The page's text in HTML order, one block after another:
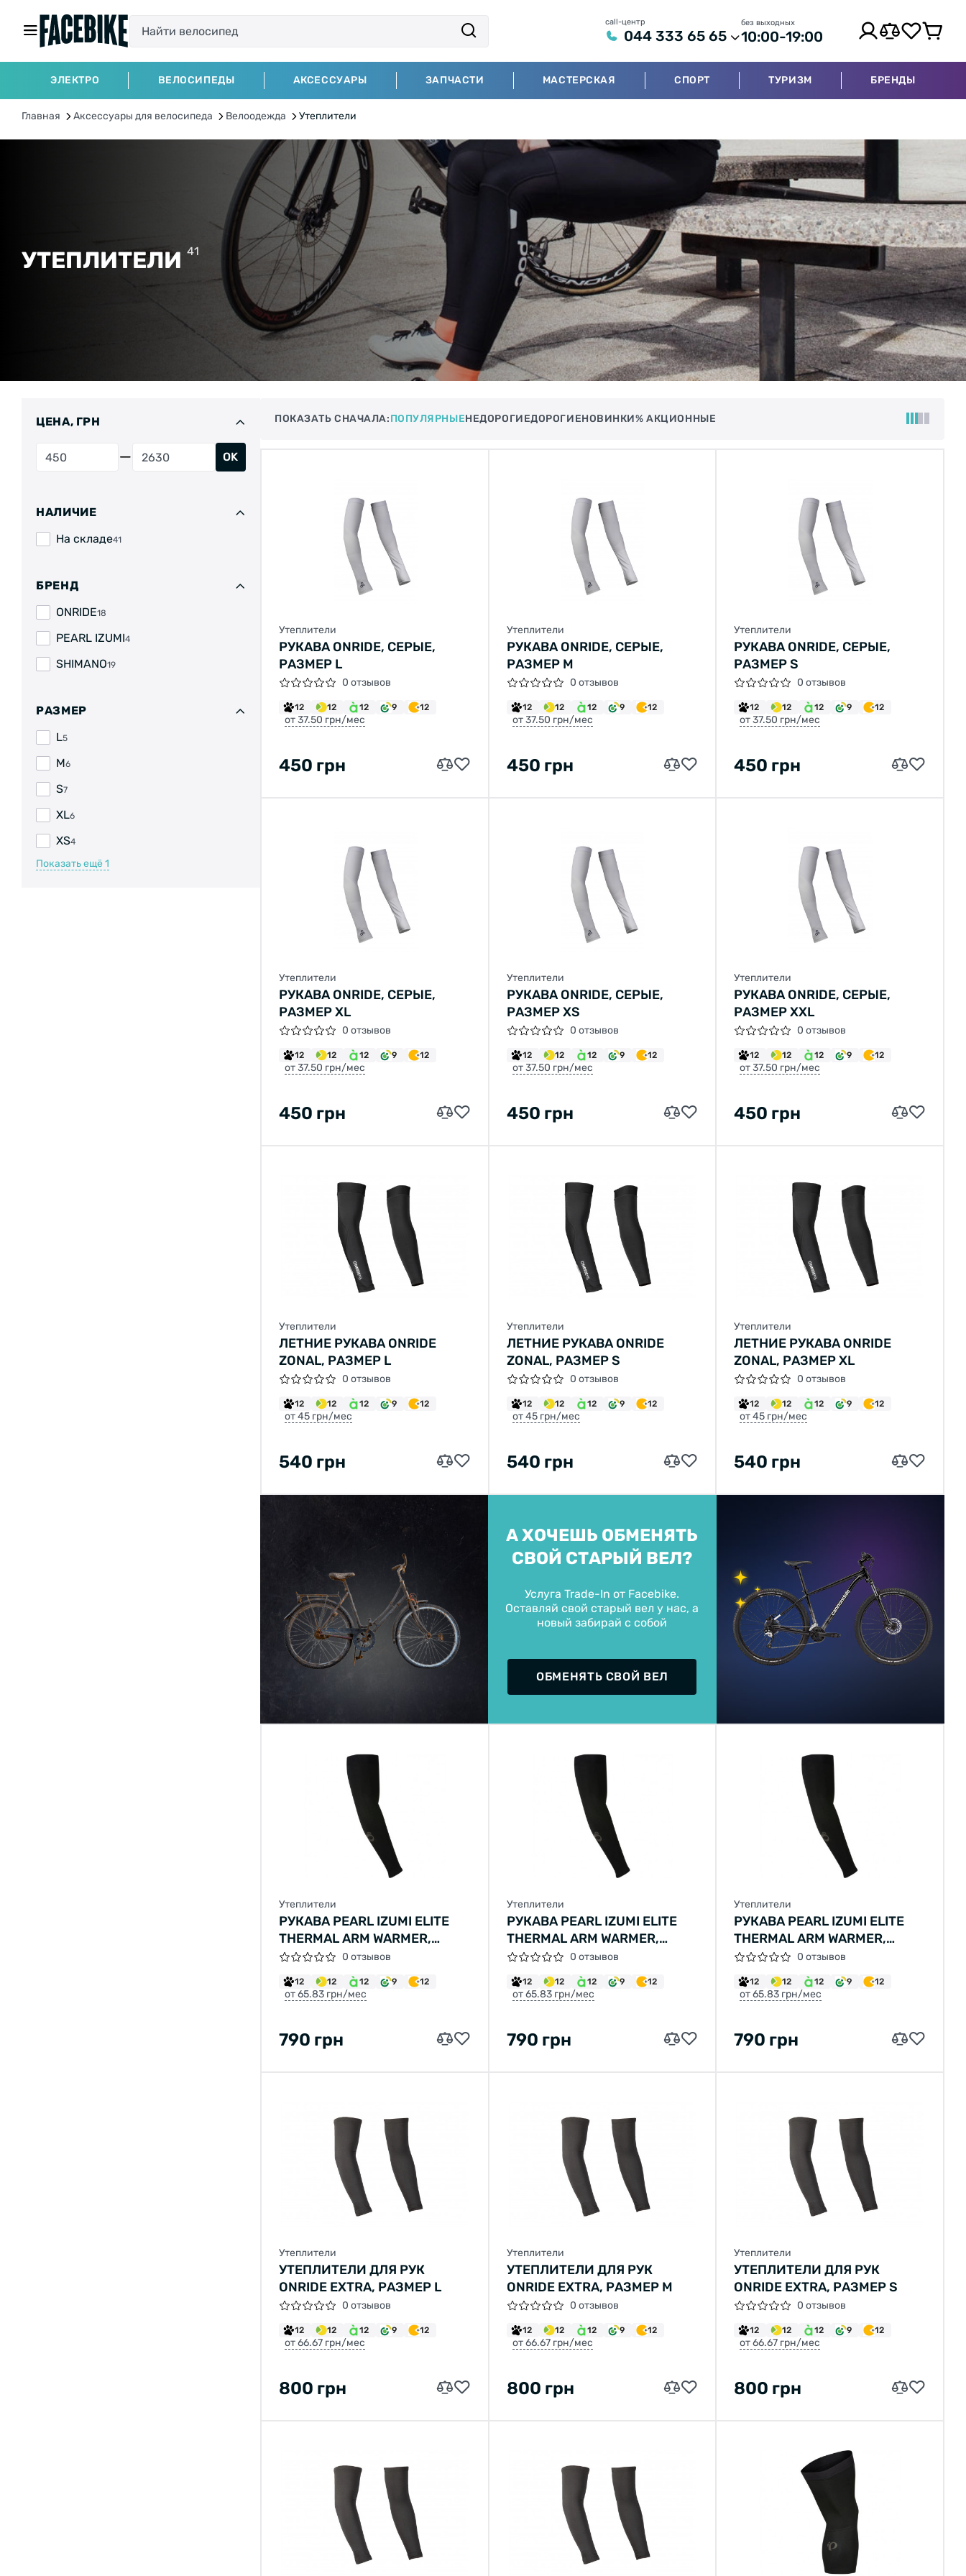
call-центр
044 333 65 65
без выходных
10:00-19:00
ЭЛЕКТРО ВЕЛОСИПЕДЫ АКСЕССУАРЫ ЗАПЧАСТИ МАСТЕРСКАЯ СПОРТ ТУРИЗМ БРЕНДЫ
Главная Аксессуары для велосипеда Велоодежда Утеплители
УТЕПЛИТЕЛИ 41
ЦЕНА, ГРН
OK
НАЛИЧИЕ
На складе41
БРЕНД
ONRIDE18
PEARL IZUMI4
SHIMANO19
РАЗМЕР
L5
M6
S7
XL6
XS4
Показать ещё1
ПОКАЗАТЬ СНАЧАЛА:ПОПУЛЯРНЫЕНЕДОРОГИЕДОРОГИЕНОВИНКИ% АКЦИОННЫЕ
Утеплители
РУКАВА ONRIDE, СЕРЫЕ,
РАЗМЕР L
0 отзывов
12 12 12 9 12
от 37.50 грн/мес
450 грн
Утеплители
РУКАВА ONRIDE, СЕРЫЕ,
РАЗМЕР M
0 отзывов
12 12 12 9 12
от 37.50 грн/мес
450 грн
Утеплители
РУКАВА ONRIDE, СЕРЫЕ,
РАЗМЕР S
0 отзывов
12 12 12 9 12
от 37.50 грн/мес
450 грн
Утеплители
РУКАВА ONRIDE, СЕРЫЕ,
РАЗМЕР XL
0 отзывов
12 12 12 9 12
от 37.50 грн/мес
450 грн
Утеплители
РУКАВА ONRIDE, СЕРЫЕ,
РАЗМЕР XS
0 отзывов
12 12 12 9 12
от 37.50 грн/мес
450 грн
Утеплители
РУКАВА ONRIDE, СЕРЫЕ,
РАЗМЕР XXL
0 отзывов
12 12 12 9 12
от 37.50 грн/мес
450 грн
Утеплители
ЛЕТНИЕ РУКАВА ONRIDE
ZONAL, РАЗМЕР L
0 отзывов
12 12 12 9 12
от 45 грн/мес
540 грн
Утеплители
ЛЕТНИЕ РУКАВА ONRIDE
ZONAL, РАЗМЕР S
0 отзывов
12 12 12 9 12
от 45 грн/мес
540 грн
Утеплители
ЛЕТНИЕ РУКАВА ONRIDE
ZONAL, РАЗМЕР XL
0 отзывов
12 12 12 9 12
от 45 грн/мес
540 грн
А ХОЧЕШЬ ОБМЕНЯТЬ
СВОЙ СТАРЫЙ ВЕЛ?
Услуга Trade-In от Facebike.
Оставляй свой старый вел у нас, а
новый забирай с собой
ОБМЕНЯТЬ СВОЙ ВЕЛ
Утеплители
РУКАВА PEARL IZUMI ELITE
THERMAL ARM WARMER,
ЧЕРНЫЕ, РАЗМ. S
0 отзывов
12 12 12 9 12
от 65.83 грн/мес
790 грн
Утеплители
РУКАВА PEARL IZUMI ELITE
THERMAL ARM WARMER,
ЧЕРНЫЕ, РАЗМ. XL
0 отзывов
12 12 12 9 12
от 65.83 грн/мес
790 грн
Утеплители
РУКАВА PEARL IZUMI ELITE
THERMAL ARM WARMER,
ЧЕРНЫЕ, РАЗМ. XS
0 отзывов
12 12 12 9 12
от 65.83 грн/мес
790 грн
Утеплители
УТЕПЛИТЕЛИ ДЛЯ РУК
ONRIDE EXTRA, РАЗМЕР L
0 отзывов
12 12 12 9 12
от 66.67 грн/мес
800 грн
Утеплители
УТЕПЛИТЕЛИ ДЛЯ РУК
ONRIDE EXTRA, РАЗМЕР M
0 отзывов
12 12 12 9 12
от 66.67 грн/мес
800 грн
Утеплители
УТЕПЛИТЕЛИ ДЛЯ РУК
ONRIDE EXTRA, РАЗМЕР S
0 отзывов
12 12 12 9 12
от 66.67 грн/мес
800 грн
Welcome!
Do you want to switch to the Dutch version of the site or
stay on the Ukrainian version?
SWITCH TO FACEBIKE.NL
STAY ON FACEBIKE.UA